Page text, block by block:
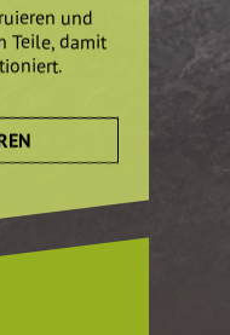
und
Teile, damit